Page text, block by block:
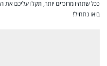
ככל שתהיו מרוכזים יותר, תקלו עליכם
בואו נתחיל!